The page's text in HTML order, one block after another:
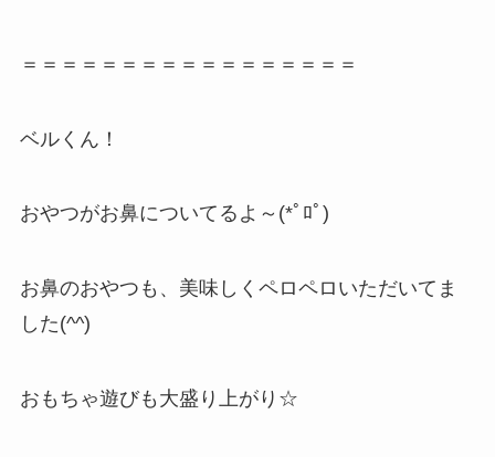
＝＝＝＝＝＝＝＝＝＝＝＝＝＝＝＝＝
ベルくん！
おやつがお鼻についてるよ～(*ﾟﾛﾟ)
お鼻のおやつも、美味しくペロペロいただいてま
した(^^)
おもちゃ遊びも大盛り上がり☆